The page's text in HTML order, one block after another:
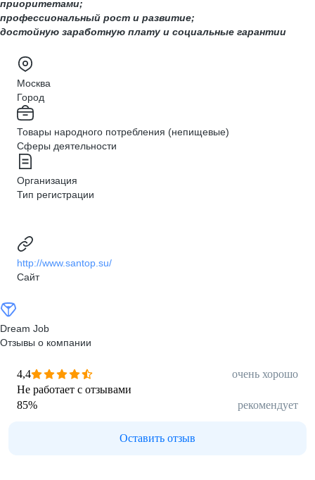
приоритетами;
профессиональный рост и развитие;
достойную заработную плату и социальные гарантии
Москва
Город
Товары народного потребления (непищевые)
Сферы деятельности
Организация
Тип регистрации
http://www.santop.su/
Сайт
Dream Job
Отзывы о компании
4,4
очень хорошо
Не работает с отзывами
85% рекомендует
Оставить отзыв